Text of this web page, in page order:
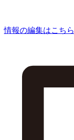
情報の編集はこちら